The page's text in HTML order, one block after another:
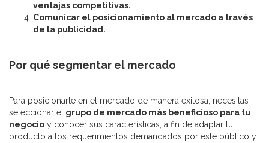
ventajas competitivas.
Comunicar el posicionamiento al mercado a través
de la publicidad.
Por qué segmentar el mercado
Para posicionarte en el mercado de manera exitosa, necesitas
seleccionar el grupo de mercado más beneficioso para tu
negocio y conocer sus características, a fin de adaptar tu
producto a los requerimientos demandados por este público y